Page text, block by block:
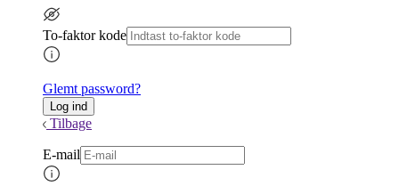
To-faktor kode
Glemt password?
Tilbage
E-mail